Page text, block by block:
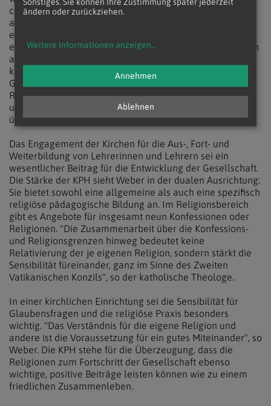
christlichen Kirchen gemeinsam und in Kooperation mit
anderen Religionsgemeinschaften getragen wird,
erinnerte Weber. Das verlange aber von allen Beteiligten
eine hohe Bereitschaft zur Zusammenarbeit. Es lohne sich
aber, diese Herausforderung anzunehmen, "denn eine
kooperative Haltung wird für die Zukunft unserer
Gesellschaft unerlässlich sein", zeigte sich der neue
Rektor, der zehn Jahre Sekretär von Kardinal Schönborn
und Leiter des erzbischöflichen Sekretariates war,
überzeugt.
Das Engagement der Kirchen für die Aus-, Fort- und
Weiterbildung von Lehrerinnen und Lehrern sei ein
wesentlicher Beitrag für die Entwicklung der Gesellschaft.
Die Stärke der KPH sieht Weber in der dualen Ausrichtung:
Sie bietet sowohl eine allgemeine als auch eine spezifisch
religiöse pädagogische Bildung an. Im Religionsbereich
gibt es Angebote für insgesamt neun Konfessionen oder
Religionen. "Die Zusammenarbeit über die Konfessions-
und Religionsgrenzen hinweg bedeutet keine
Relativierung der je eigenen Religion, sondern stärkt die
Sensibilität füreinander, ganz im Sinne des Zweiten
Vatikanischen Konzils", so der katholische Theologe.
In einer kirchlichen Einrichtung sei die Sensibilität für
Glaubensfragen und die religiöse Praxis besonders
wichtig. "Das Verständnis für die eigene Religion und
andere ist die Voraussetzung für ein gutes Miteinander", so
Weber. Die KPH stehe für die Überzeugung, dass die
Religionen zum Fortschritt der Gesellschaft ebenso
wichtige, positive Beiträge leisten können wie zu einem
friedlichen Zusammenleben.
Sonstiges. Sie können Ihre Zustimmung später jederzeit
ändern oder zurückziehen.
Weitere Informationen anzeigen...
Ablehnen
Annehmen